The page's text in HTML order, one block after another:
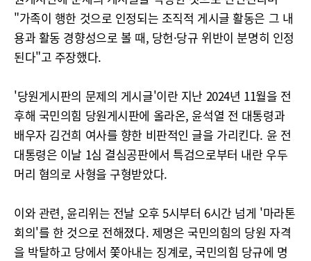
"가족이 행한 것으로 인정되는 조직적 게시글 활동은 그 내
용과 활동 경향성으로 볼 때, 당헌·당규 위반이 분명히 인정
된다"고 주장했다.
'당원게시판의 문제의 게시글'이란 지난 2024년 11월을 전
후해 국민의힘 당원게시판에 올라온, 윤석열 전 대통령과
배우자 김건희 여사를 향한 비판적인 글을 가리킨다. 윤 전
대통령은 이날 1심 결심공판에서 특검으로부터 내란 우두
머리 혐의로 사형을 구형받았다.
이와 관련, 윤리위는 전날 오후 5시부터 6시간 넘게 '마라톤
회의'를 한 것으로 전해졌다. 제명은 국민의힘의 당원 자격
을 박탈하고 당에서 쫓아내는 징계로, 국민의힘 당규에 명